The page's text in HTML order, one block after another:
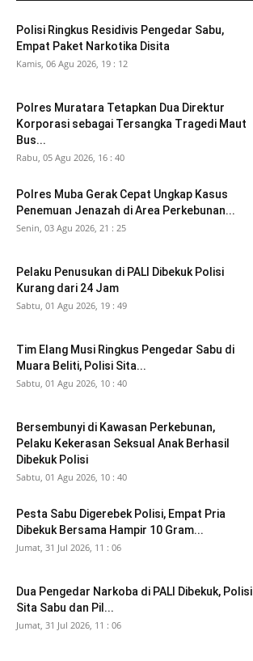
Polisi Ringkus Residivis Pengedar Sabu,
Empat Paket Narkotika Disita
Kamis, 06 Agu 2026, 19 : 12
Polres Muratara Tetapkan Dua Direktur
Korporasi sebagai Tersangka Tragedi Maut
Bus...
Rabu, 05 Agu 2026, 16 : 40
Polres Muba Gerak Cepat Ungkap Kasus
Penemuan Jenazah di Area Perkebunan...
Senin, 03 Agu 2026, 21 : 25
Pelaku Penusukan di PALI Dibekuk Polisi
Kurang dari 24 Jam
Sabtu, 01 Agu 2026, 19 : 49
Tim Elang Musi Ringkus Pengedar Sabu di
Muara Beliti, Polisi Sita...
Sabtu, 01 Agu 2026, 10 : 40
Bersembunyi di Kawasan Perkebunan,
Pelaku Kekerasan Seksual Anak Berhasil
Dibekuk Polisi
Sabtu, 01 Agu 2026, 10 : 40
Pesta Sabu Digerebek Polisi, Empat Pria
Dibekuk Bersama Hampir 10 Gram...
Jumat, 31 Jul 2026, 11 : 06
Dua Pengedar Narkoba di PALI Dibekuk, Polisi
Sita Sabu dan Pil...
Jumat, 31 Jul 2026, 11 : 06